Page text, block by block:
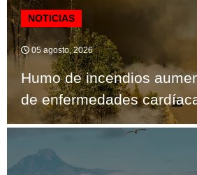
NOTICIAS
05 agosto, 2026
Humo de incendios
de enfermedades